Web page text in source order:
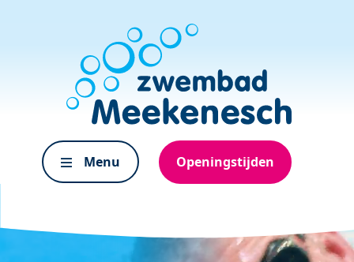
Menu Openingstijden